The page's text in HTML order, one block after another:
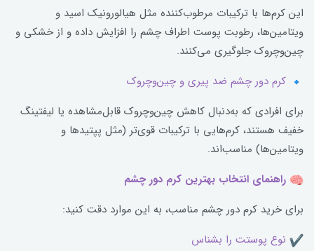
این کرم‌ها با ترکیبات مرطوب‌کننده مثل هیالورونیک اسید و
ویتامین‌ها، رطوبت پوست اطراف چشم را افزایش داده و از خشکی و
چین‌وچروک جلوگیری می‌کنند.
کرم دور چشم ضد پیری و چین‌وچروک
برای افرادی که به‌دنبال کاهش چین‌وچروک قابل‌مشاهده یا لیفتینگ
خفیف هستند، کرم‌هایی با ترکیبات قوی‌تر (مثل پپتیدها و
ویتامین‌ها) مناسب‌اند.
راهنمای انتخاب بهترین کرم دور چشم
برای خرید کرم دور چشم مناسب، به این موارد دقت کنید:
نوع پوستت را بشناس